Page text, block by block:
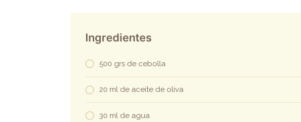
Ingredientes
500 grs de cebolla
20 ml de aceite de oliva
30 ml de agua